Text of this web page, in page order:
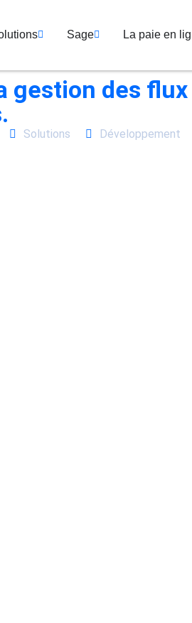
Sage La paie en
gestion des
Solutions Développement